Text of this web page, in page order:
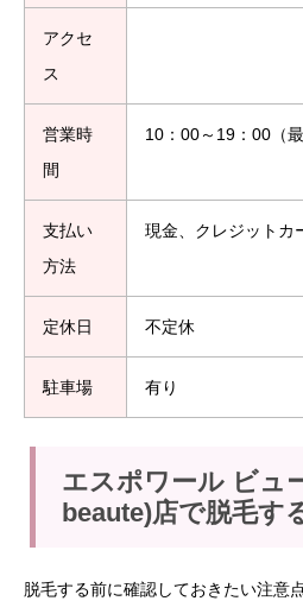
アクセ
ス
営業時
間
10：00～19：00（
支払い
方法
現金、クレジットカ
定休日 不定休
駐車場 有り
エスポワール ビュ
beaute)店で脱毛す
脱毛する前に確認しておきたい注意